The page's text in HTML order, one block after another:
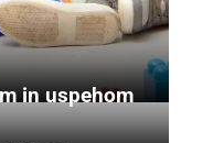
in uspehom